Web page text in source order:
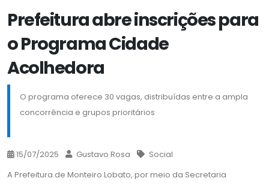
Prefeitura abre inscrições para
o Programa Cidade
Acolhedora
O programa oferece 30 vagas, distribuídas entre a ampla
concorrência e grupos prioritários
15/07/2025 Gustavo Rosa
Social
A Prefeitura de Monteiro Lobato, por meio da Secretaria